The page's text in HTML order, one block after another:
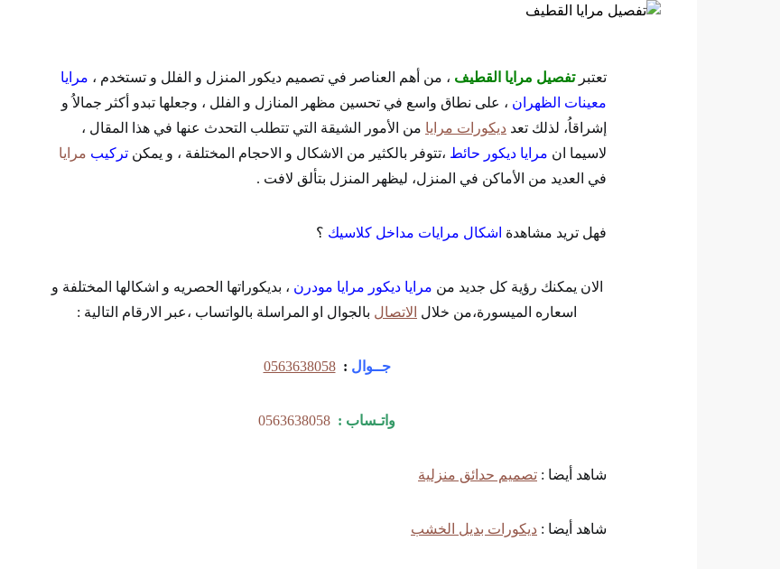
تعتبر تفصيل مرايا القطيف ، من أهم العناصر في تصميم ديكور المنزل و الفلل و تستخدم ، مرايا
معينات الظهران ، على نطاق واسع في تحسين مظهر المنازل و الفلل ، وجعلها تبدو أكثر جمالاُ و
إشراقاُ، لذلك تعد ديكورات مرايا من الأمور الشيقة التي تتطلب التحدث عنها في هذا المقال ،
لاسيما ان مرايا ديكور حائط ،تتوفر بالكثير من الاشكال و الاحجام المختلفة ، و يمكن تركيب مرايا
في العديد من الأماكن في المنزل، ليظهر المنزل بتألق لافت .
فهل تريد مشاهدة اشكال مرايات مداخل كلاسيك ؟
الان يمكنك رؤية كل جديد من مرايا ديكور مرايا مودرن ، بديكوراتها الحصريه و اشكالها المختلفة و
اسعاره الميسورة،من خلال الاتصال بالجوال او المراسلة بالواتساب ،عبر الارقام التالية :
جــوال :
0563638058
واتـساب : 0563638058
شاهد أيضا : تصميم حدائق منزلية
شاهد أيضا : ديكورات بديل الخشب